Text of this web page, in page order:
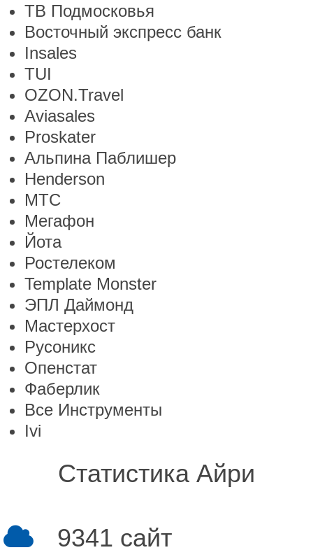
ТВ Подмосковья
Восточный экспресс банк
Insales
TUI
OZON.Travel
Aviasales
Proskater
Альпина Паблишер
Henderson
МТС
Мегафон
Йота
Ростелеком
Template Monster
ЭПЛ Даймонд
Мастерхост
Русоникс
Опенстат
Фаберлик
Все Инструменты
Ivi
Статистика Айри
9341 сайт